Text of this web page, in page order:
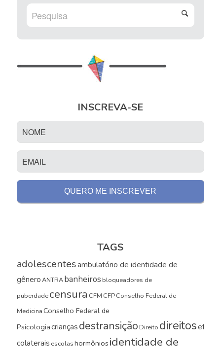
INSCREVA-SE
TAGS
adolescentesambulatório de identidade de
gêneroANTRAbanheiros bloqueadores de
puberdadecensura CFM CFPConselho Federal de
MedicinaConselho Federal de
Psicologiacriançasdestransição Direito direitos
colaterais escolashormônios identidade de